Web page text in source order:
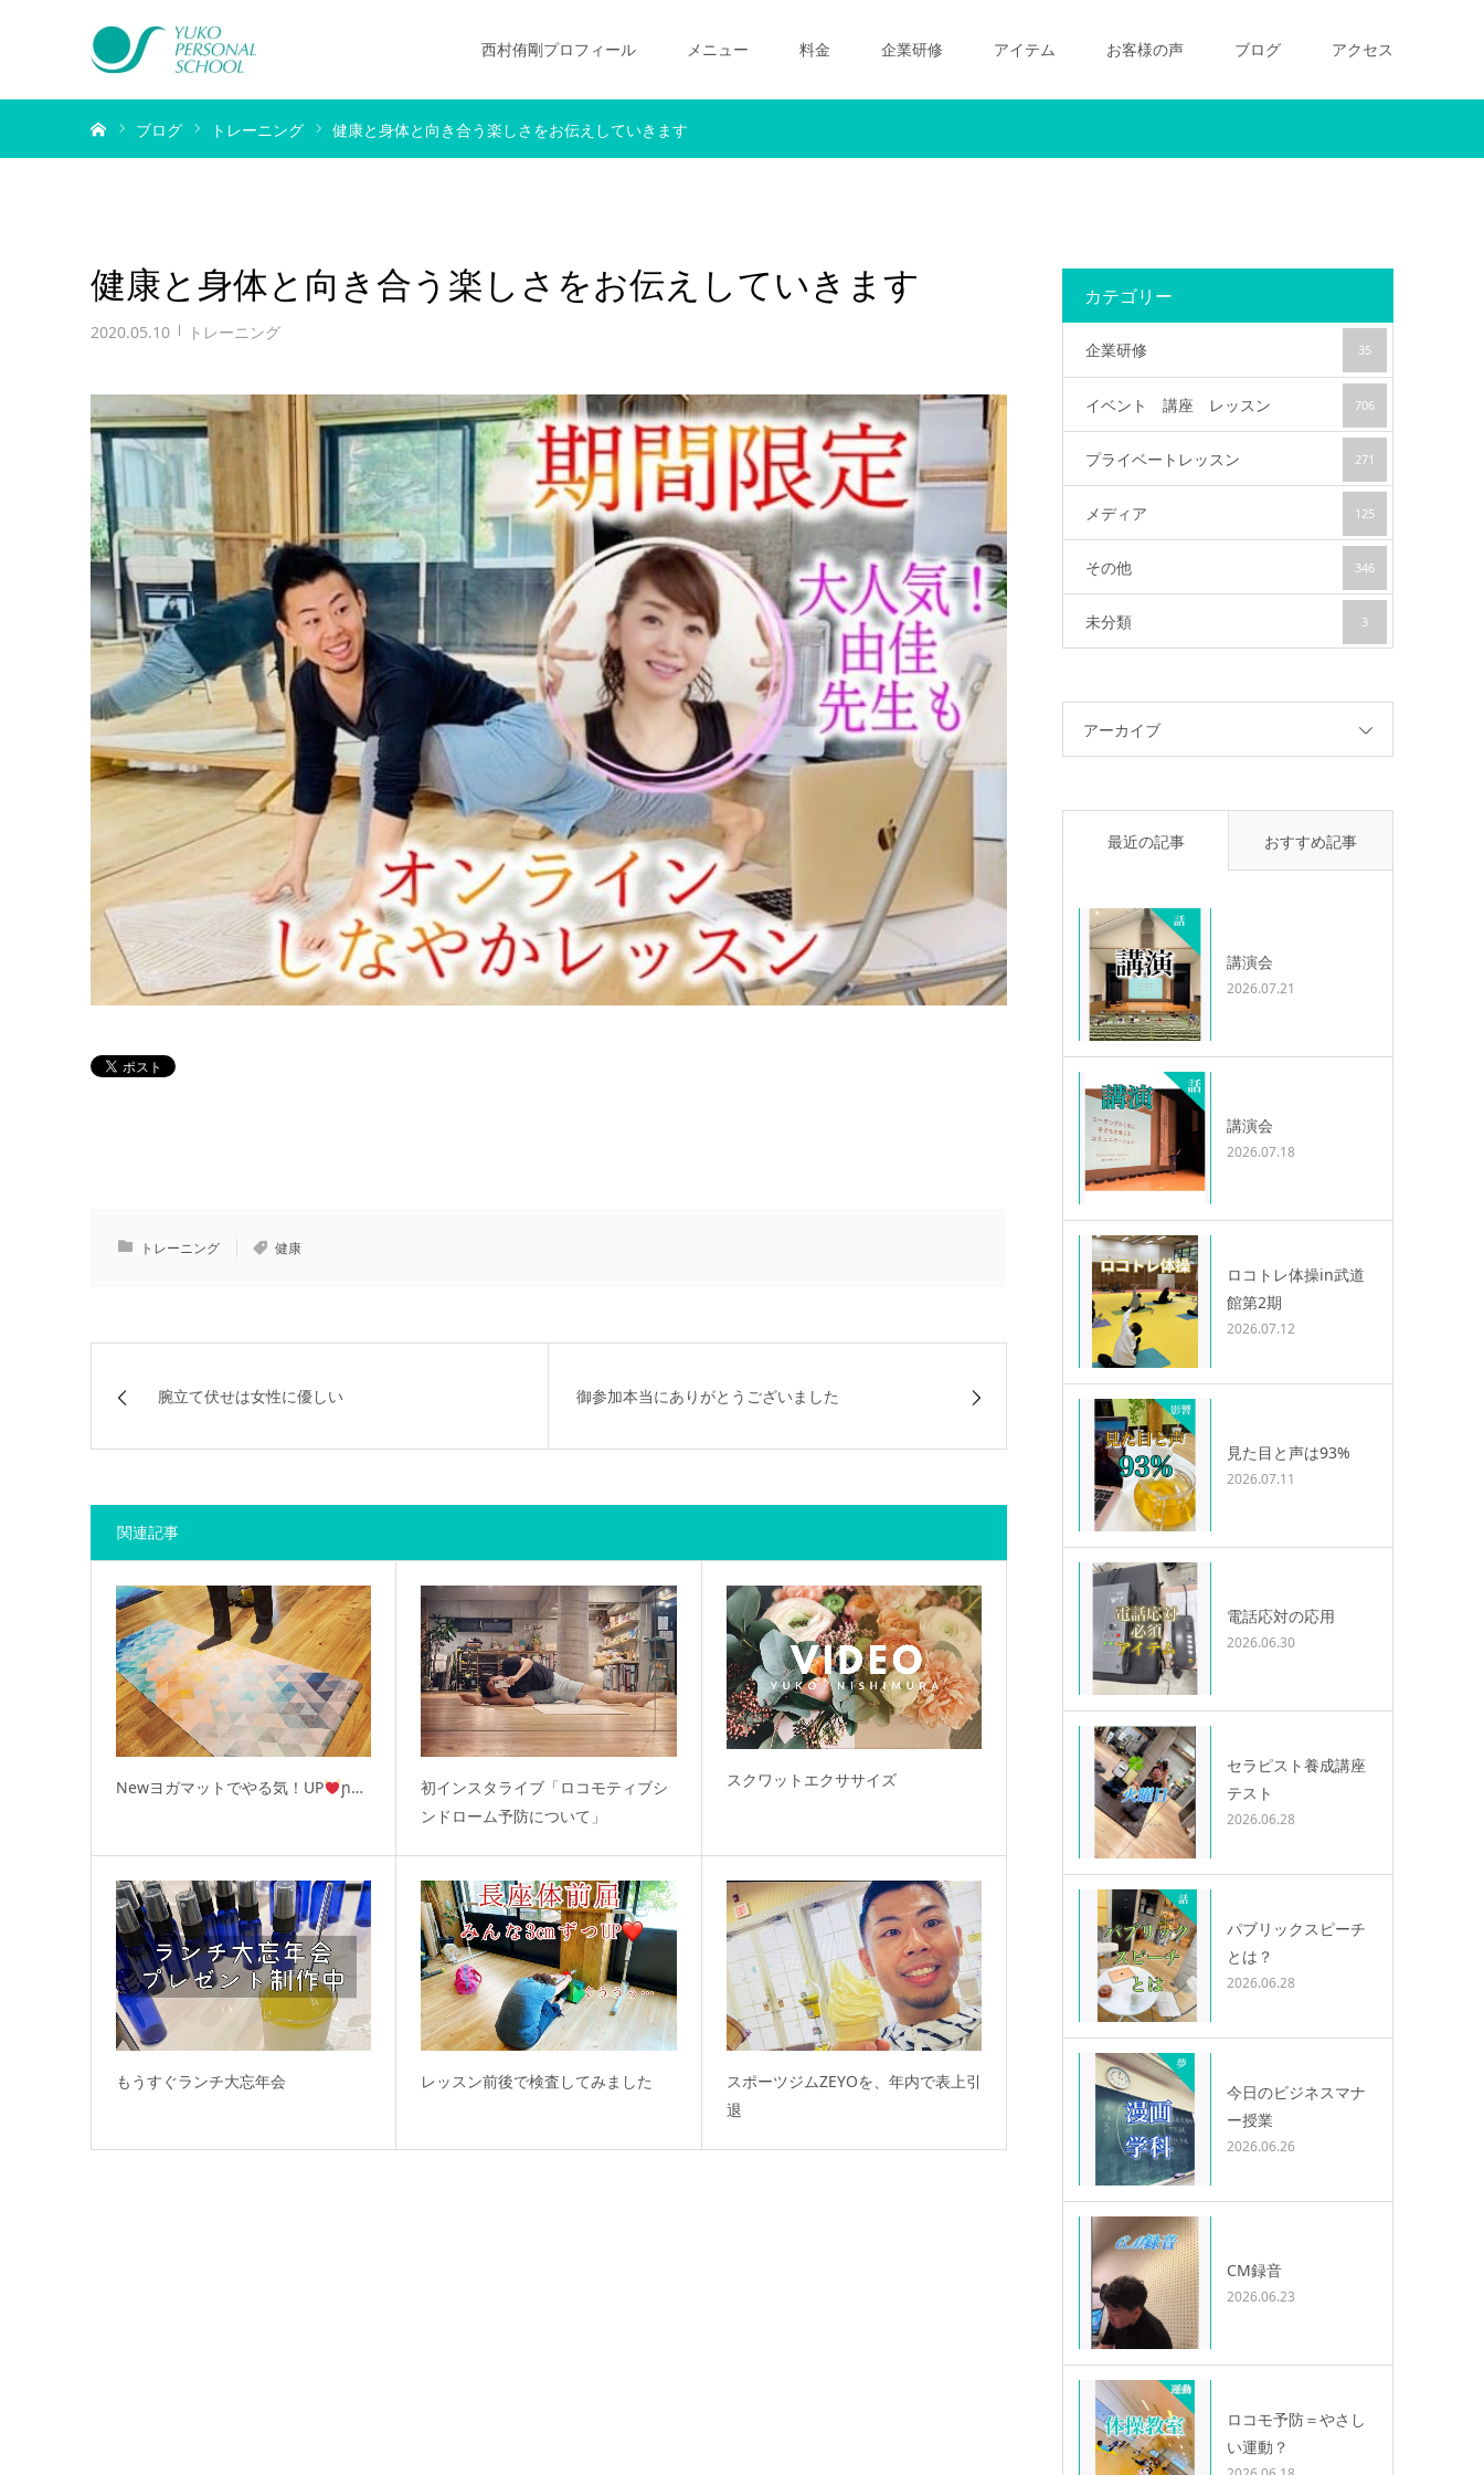
西村侑剛プロフィール メニュー 料金 企業研修 アイテム お客様の声 ブログ アクセス
ブログ トレーニング 健康と身体と向き合う楽しさをお伝えしていきます
健康と身体と向き合う楽しさをお伝えしていきます
2020.05.10 トレーニング
トレーニング 健康
腕立て伏せは女性に優しい 御参加本当にありがとうございました
関連記事
Newヨガマットでやる気！UP ɲ…
初インスタライブ「ロコモティブシ
ンドローム予防について」
スクワットエクササイズ
もうすぐランチ大忘年会 レッスン前後で‬検査してみました
スポーツジムZEYOを、年内で表上引
退
カテゴリー
企業研修 35
イベント 講座 レッスン 706
プライベートレッスン 271
メディア 125
その他 346
未分類 3
アーカイブ
最近の記事 おすすめ記事
講演会
2026.07.21
講演会
2026.07.18
ロコトレ体操in武道
館第2期
2026.07.12
見た目と声は93%
2026.07.11
電話応対の応用
2026.06.30
セラピスト養成講座
テスト
2026.06.28
パブリックスピーチ
とは？
2026.06.28
今日のビジネスマナ
ー授業
2026.06.26
CM録音
2026.06.23
ロコモ予防＝やさし
い運動？